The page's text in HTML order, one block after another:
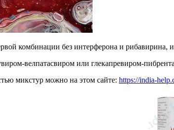
комбинации без интерферона и рибавирина,
велпатасвиром или глекапревиром-
микстур можно на этом сайте: https://india-